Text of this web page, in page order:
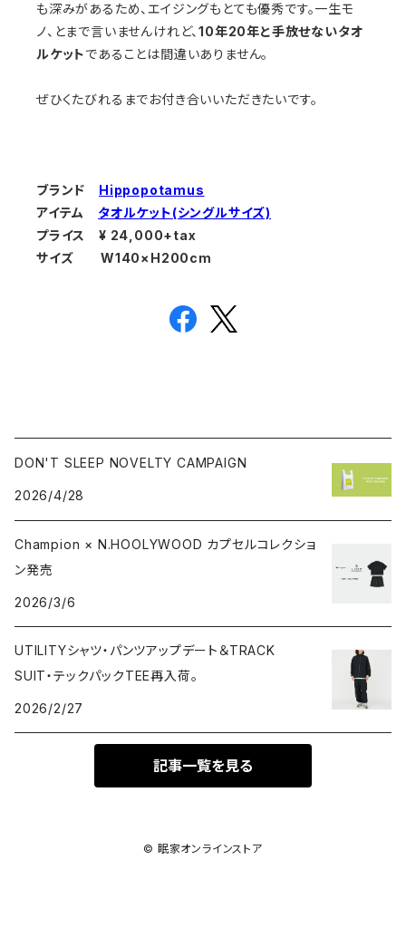
も深みがあるため、エイジングもとても優秀です。一生モ
ノ、とまで言いませんけれど、10年20年と手放せないタオ
ルケットであることは間違いありません。
ぜひくたびれるまでお付き合いいただきたいです。
ブランド Hippopotamus
アイテム タオルケット(シングルサイズ)
プライス ¥ 24,000+tax
サイズ W140×H200cm
DON'T SLEEP NOVELTY CAMPAIGN
2026/4/28
Champion × N.HOOLYWOOD カプセルコレクショ
ン発売
2026/3/6
UTILITYシャツ・パンツアップデート＆TRACK
SUIT・テックパックTEE再入荷。
2026/2/27
記事一覧を見る
© 眠家オンラインストア